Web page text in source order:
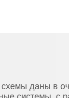
схемы даны в